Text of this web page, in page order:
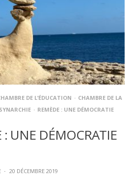
DE L’ÉDUCATION
CHAMBRE DE LA
REMÈDE : UNE DÉMOCRATIE
: UNE DÉMOCRATIE
· 20 DÉCEMBRE 2019